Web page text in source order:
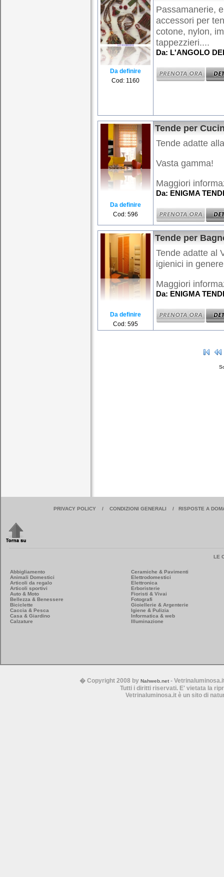
Da definire
Cod: 1160
Passamanerie,
accessori per
cotone, nylon,
tappezzieri....
Da: L'ANGOLO
Da definire
Cod: 596
Tende per
Tende adatte
Vasta gamma!
Maggiori
Da: ENIGMA
Da definire
Cod: 595
Tende per
Tende adatte al
igienici in
Maggiori
Da: ENIGMA
PRIVACY POLICY / CONDIZIONI GENERALI / RISPOSTE A
LE
Abbigliamento
Animali Domestici
Articoli da regalo
Articoli sportivi
Auto & Moto
Bellezza & Benessere
Biciclette
Caccia & Pesca
Casa & Giardino
Calzature
Ceramiche & Pavimenti
Elettrodomestici
Elettronica
Erboristerie
Fioristi & Vivai
Fotografi
Gioiellerie & Argenterie
Igiene & Pulizia
Informatica & web
Illuminazione
� Copyright 2008 by Nahweb.net-
Tutti i diritti riservati. E' vietata la
Vetrinaluminosa.it è un sito di